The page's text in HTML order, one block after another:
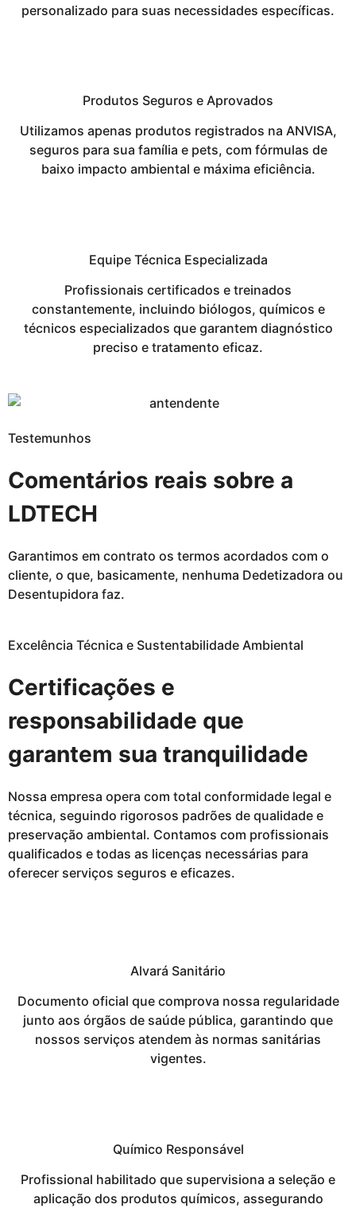
personalizado para suas necessidades específicas.
Produtos Seguros e Aprovados
Utilizamos apenas produtos registrados na ANVISA,
seguros para sua família e pets, com fórmulas de
baixo impacto ambiental e máxima eficiência.
Equipe Técnica Especializada
Profissionais certificados e treinados
constantemente, incluindo biólogos, químicos e
técnicos especializados que garantem diagnóstico
preciso e tratamento eficaz.
Testemunhos
Comentários reais sobre a
LDTECH
Garantimos em contrato os termos acordados com o
cliente, o que, basicamente, nenhuma Dedetizadora ou
Desentupidora faz.
Excelência Técnica e Sustentabilidade Ambiental
Certificações e
responsabilidade que
garantem sua tranquilidade
Nossa empresa opera com total conformidade legal e
técnica, seguindo rigorosos padrões de qualidade e
preservação ambiental. Contamos com profissionais
qualificados e todas as licenças necessárias para
oferecer serviços seguros e eficazes.
Alvará Sanitário
Documento oficial que comprova nossa regularidade
junto aos órgãos de saúde pública, garantindo que
nossos serviços atendem às normas sanitárias
vigentes.
Químico Responsável
Profissional habilitado que supervisiona a seleção e
aplicação dos produtos químicos, assegurando